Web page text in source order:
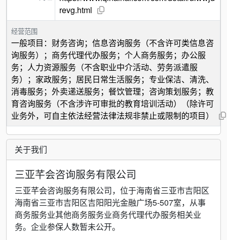
revg.html
经营范围
一般项目：财务咨询；信息咨询服务（不含许可类信息咨
询服务）；商务代理代办服务；个人商务服务；办公服
务；人力资源服务（不含职业中介活动、劳务派遣服
务）；家政服务；居民日常生活服务；专业保洁、清洗、
消毒服务；外卖递送服务；餐饮管理；咨询策划服务；教
育咨询服务（不含涉许可审批的教育培训活动）（除许可
业务外，可自主依法经营法律法规非禁止或限制的项目）
关于我们
三亚芊会咨询服务有限公司
三亚芊会咨询服务有限公司，位于海南省三亚市吉阳区
海南省三亚市吉阳区吉阳阳光金融广场5-507室，从事
商务服务业其他商务服务业商务代理代办服务相关业
务。企业参保人数暂未公开。